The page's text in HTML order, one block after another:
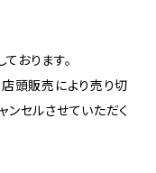
おります。
店頭販売により売り切
ンセルさせていただく